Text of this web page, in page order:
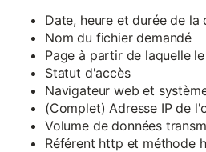
Date, heure et durée de la
Nom du fichier demandé
Page à partir de laquelle
Statut d'accès
Navigateur web et
(Complet) Adresse IP de
Volume de données
Référent http et méthode